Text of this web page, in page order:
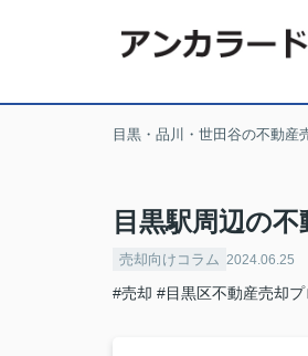
目黒・品川・世田谷の不動産
目黒駅周辺の
売却向けコラム 2024.06.25
#売却 #目黒区不動産売却プ